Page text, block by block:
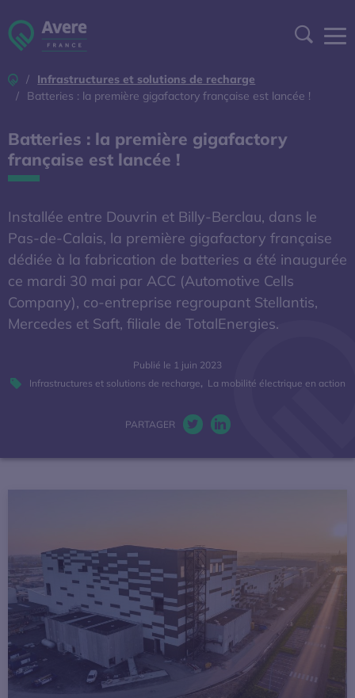
AFIREV
BAROMÈTRE EXPERTS'OUVRE DANS UNE
A DÉCOUVRIR
DEVENIR ADHÉRENT
L’Avere-France
La mobilité électrique
Baromètres
AccueilInfrastructures et solutions de recharge
Batteries : la première gigafactory française est lancée !
Batteries : la première gigafactory
française est lancée !
Installée entre Douvrin et Billy-Berclau, dans le
Pas-de-Calais, la première gigafactory française
dédiée à la fabrication de batteries a été inaugurée
ce mardi 30 mai par ACC (Automotive Cells
Company), co-entreprise regroupant Stellantis,
Mercedes et Saft, filiale de TotalEnergies.
Publié le 1 juin 2023
Infrastructures et solutions de recharge, La mobilité électrique en action
PARTAGER